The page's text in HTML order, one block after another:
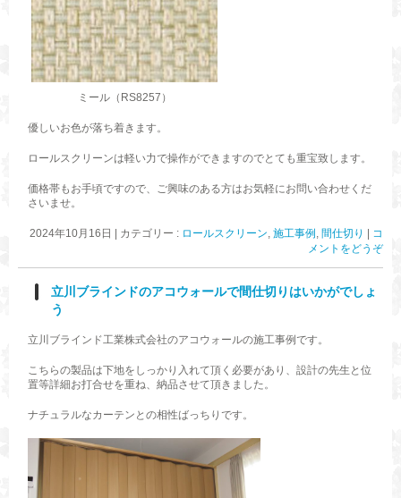
ミール（RS8257）
優しいお色が落ち着きます。
ロールスクリーンは軽い力で操作ができますのでとても重宝致します。
価格帯もお手頃ですので、ご興味のある方はお気軽にお問い合わせくだ
さいませ。
2024年10月16日 | カテゴリー : ロールスクリーン 施工事例 間仕切り | コ
メントをどうぞ
立川ブラインドのアコウォールで間仕切りはいかがでしょ
う
立川ブラインド工業株式会社のアコウォールの施工事例です。
こちらの製品は下地をしっかり入れて頂く必要があり、設計の先生と位
置等詳細お打合せを重ね、納品させて頂きました。
ナチュラルなカーテンとの相性ばっちりです。